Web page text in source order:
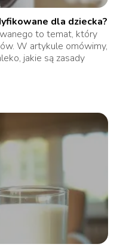
dla dziecka?
to temat, który
W artykule omówimy,
jakie są zasady